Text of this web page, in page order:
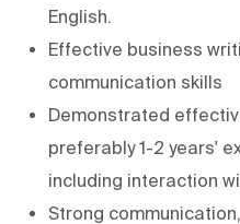
English.
Effective business
communication skills
Demonstrated
preferably 1-2 years'
including interaction
Strong